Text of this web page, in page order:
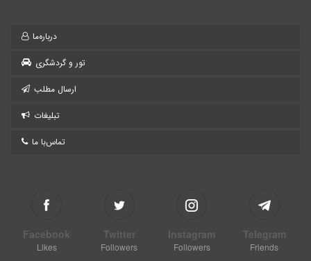
درباره‌ما
تور و گردشگری
ارسال مطلب
تبلیغات
تماس‌با ما
Facebook
Likes
Twitter
Followers
Instagram
Followers
Telegram
Friends